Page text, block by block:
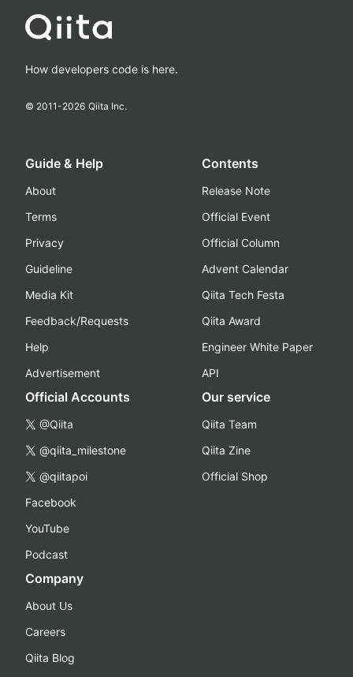
How developers code is here.
© 2011-2026 Qiita Inc.
Guide & Help
About
Terms
Privacy
Guideline
Media Kit
Feedback/Requests
Help
Advertisement
Contents
Release Note
Official Event
Official Column
Advent Calendar
Qiita Tech Festa
Qiita Award
Engineer White Paper
API
Official Accounts
@Qiita
@qiita_milestone
@qiitapoi
Facebook
YouTube
Podcast
Our service
Qiita Team
Qiita Zine
Official Shop
Company
About Us
Careers
Qiita Blog